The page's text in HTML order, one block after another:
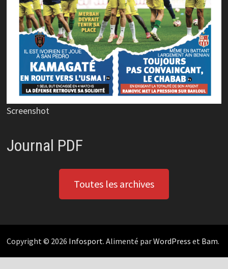
Screenshot
Journal PDF
Toutes les archives
Copyright © 2026 Infosport. Alimenté parWordPress et Bam.